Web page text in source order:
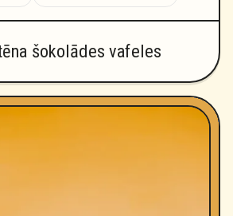
šokolādes vafeles